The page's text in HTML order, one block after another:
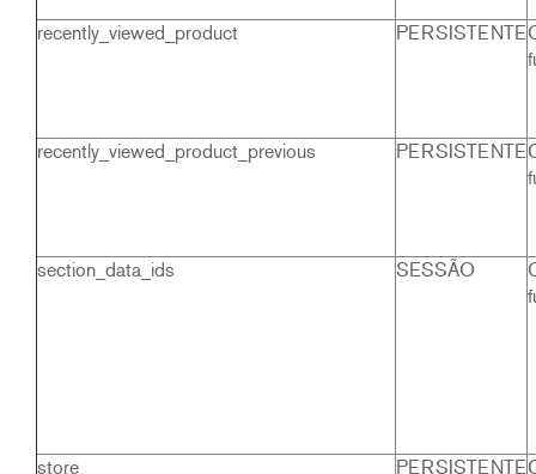
recently_viewed_product PERSISTENTE
recently_viewed_product_previous PERSISTENTE
section_data_ids SESSÃO
store PERSISTENTE